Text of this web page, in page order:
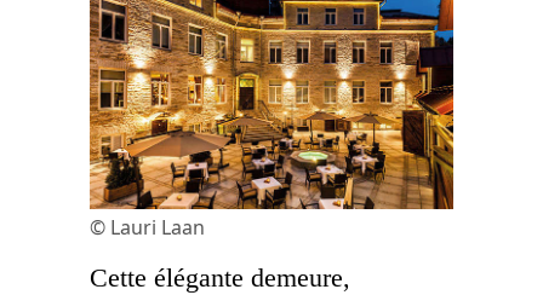
© Lauri Laan
Cette élégante demeure,